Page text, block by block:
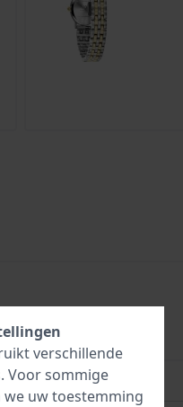
verschillende
. Voor sommige
uw toestemming